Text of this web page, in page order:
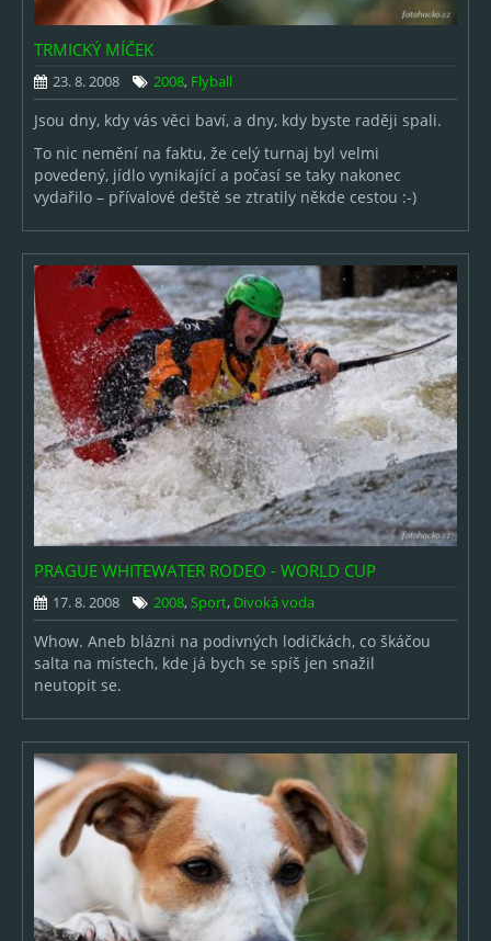
TRMICKÝ MÍČEK
23. 8. 2008 2008, Flyball
Jsou dny, kdy vás věci baví, a dny, kdy byste raději spali.
To nic nemění na faktu, že celý turnaj byl velmi
povedený, jídlo vynikající a počasí se taky nakonec
vydařilo – přívalové deště se ztratily někde cestou :-)
PRAGUE WHITEWATER RODEO - WORLD CUP
17. 8. 2008 2008,Sport, Divoká voda
Whow. Aneb blázni na podivných lodičkách, co škáčou
salta na místech, kde já bych se spíš jen snažil
neutopit se.